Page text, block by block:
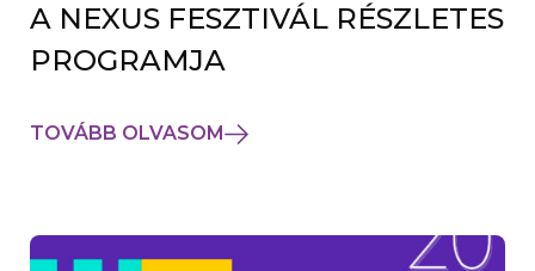
A NEXUS FESZTIVÁL RÉSZLETES
PROGRAMJA
TOVÁBB OLVASOM